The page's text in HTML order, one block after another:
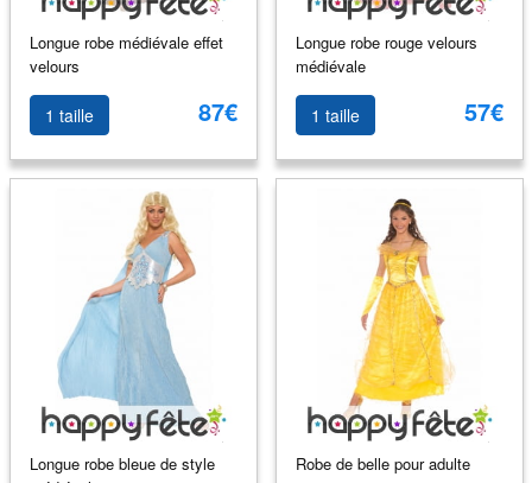
Longue robe médiévale effet
velours
1 taille 87€
Longue robe rouge velours
médiévale
1 taille 57€
Longue robe bleue de style
Robe de belle pour adulte